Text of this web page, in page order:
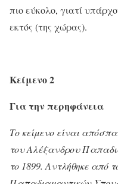
πιο εύκολο, γιατί
εκτός (της χώρας).
Κείμενο 2
Για την περηφάνεια
Το κείμενο είναι
του Αλέξανδρου
το 1899. Αντλήθηκε από